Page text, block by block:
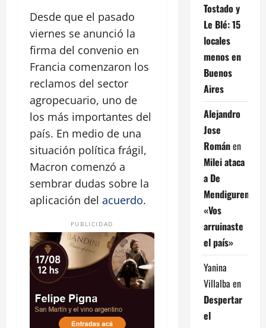
Desde que el pasado
viernes se anunció la
firma del convenio en
Francia comenzaron los
reclamos del sector
agropecuario, uno de
los más importantes del
país. En medio de una
situación política frágil,
Macron comenzó a
sembrar dudas sobre la
aplicación del acuerdo.
PUBLICIDAD
Tostado y
Le Blé: 15
locales
menos en
Buenos
Aires
Alejandro
Jose
Románen
Milei ataca
a De
Mendiguren:
«Vos
arruinaste
el país»
Yanina
Villalba en
Despertar
el